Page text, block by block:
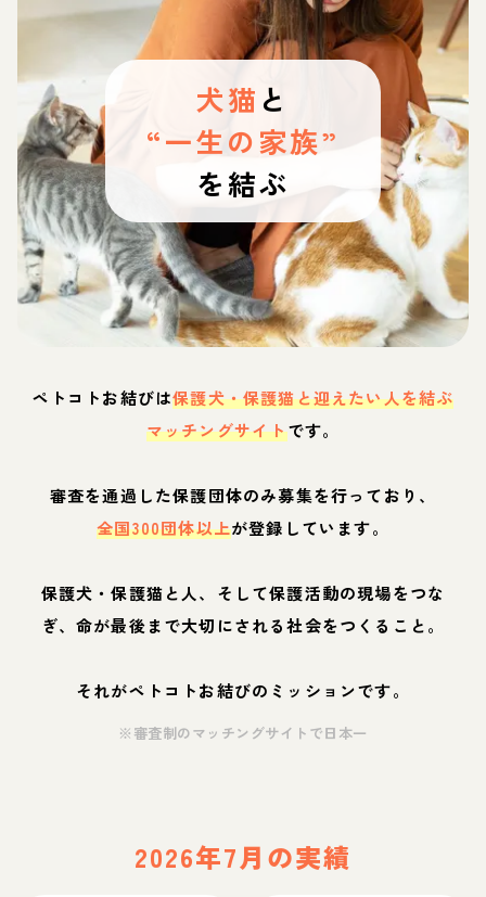
犬猫 と
“一生の家族”
を結ぶ
ペトコトお結びは保護犬・保護猫と迎えたい人を結ぶ
マッチングサイトです。
審査を通過した保護団体のみ募集を行っており、
全国300団体以上が登録しています。
保護犬・保護猫と人、そして保護活動の現場をつな
ぎ、命が最後まで大切にされる社会をつくること。
それがペトコトお結びのミッションです。
※審査制のマッチングサイトで日本一
2026年7月の実績